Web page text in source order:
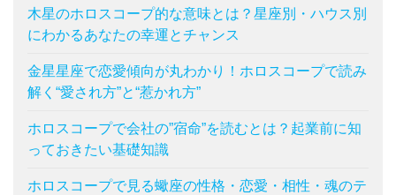
木星のホロスコープ的な意味とは？星座別・ハウス別
にわかるあなたの幸運とチャンス
金星星座で恋愛傾向が丸わかり！ホロスコープで読み
解く“愛され方”と“惹かれ方”
ホロスコープで会社の”宿命”を読むとは？起業前に知
っておきたい基礎知識
ホロスコープで見る蠍座の性格・恋愛・相性・魂のテ